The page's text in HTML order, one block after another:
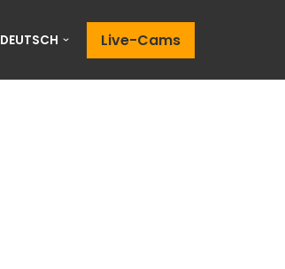
DEUTSCH Live-Cams